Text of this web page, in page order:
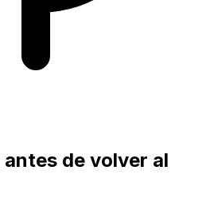
antes de volver al